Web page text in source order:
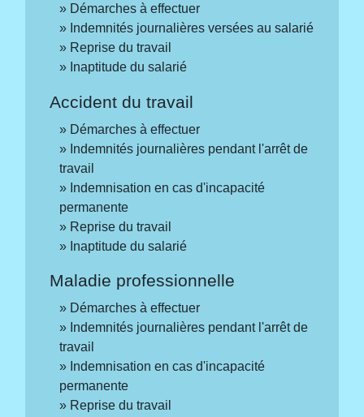
Démarches à effectuer
Indemnités journalières versées au salarié
Reprise du travail
Inaptitude du salarié
Accident du travail
Démarches à effectuer
Indemnités journalières pendant l'arrêt de
travail
Indemnisation en cas d'incapacité
permanente
Reprise du travail
Inaptitude du salarié
Maladie professionnelle
Démarches à effectuer
Indemnités journalières pendant l'arrêt de
travail
Indemnisation en cas d'incapacité
permanente
Reprise du travail